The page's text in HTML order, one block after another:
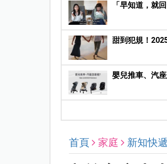
「早知道，就
甜到犯規！
嬰兒推車、汽
首頁 家庭 新知快遞